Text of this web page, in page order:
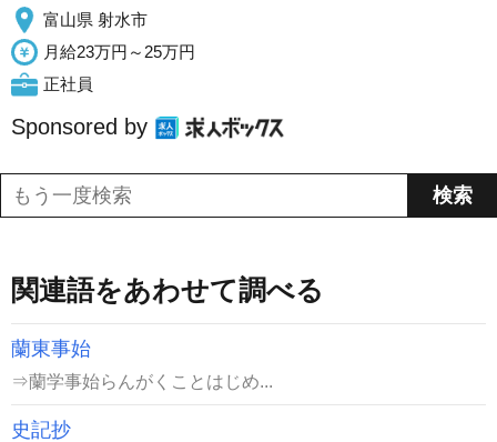
富山県 射水市
月給23万円～25万円
正社員
Sponsored by
関連語をあわせて調べる
蘭東事始
⇒蘭学事始らんがくことはじめ...
史記抄